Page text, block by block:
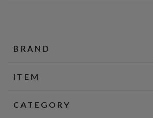
BRAND
ITEM
CATEGORY